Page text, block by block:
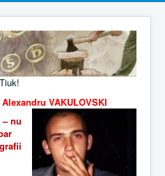
Tiuk!
Alexandru VAKULOVSKI
– nu